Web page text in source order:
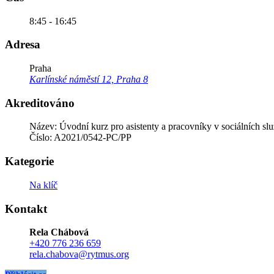
8:45 - 16:45
Adresa
Praha
Karlínské náměstí 12, Praha 8
Akreditováno
Název: Úvodní kurz pro asistenty a pracovníky v sociálních
Číslo: A2021/0542-PC/PP
Kategorie
Na klíč
Kontakt
Rela Chábová
+420 776 236 659
rela.chabova@rytmus.org